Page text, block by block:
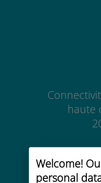
Welcome!
personal
haute